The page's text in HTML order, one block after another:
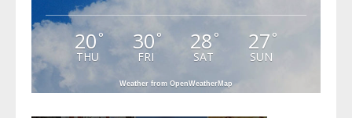
20°
THU
30 °
FRI
28 °
SAT
27 °
SUN
Weather from OpenWeatherMap